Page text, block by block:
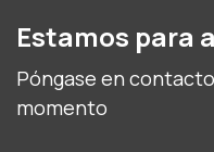
Estamos para
Póngase en
momento